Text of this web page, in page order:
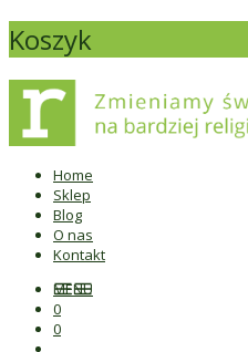
Koszyk
Home
Sklep
Blog
O nas
Kontakt
MENU
0
0